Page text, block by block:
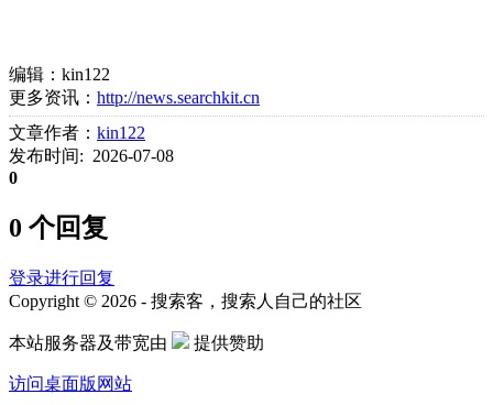
编辑：kin122
更多资讯： http://news.searchkit.cn
文章作者： kin122
发布时间: 2026-07-08
0
0 个回复
登录进行回复
Copyright © 2026 - 搜索客，搜索人自己的社区
本站服务器及带宽由 提供赞助
访问桌面版网站